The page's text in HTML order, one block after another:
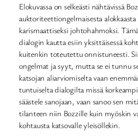
Elokuvassa on selkeästi nähtävissä
auktoriteettiongelmaisesta
karismaattiseksi johtohahmoksi.
dialogin kautta esiin yksittäisessä
kuitenkin toteutettu onnistuneesti.
ongelmat ja syyt, mutta se ei tunnu
katsojan aliarviomiselta vaan
tuntuiselta dialogilta missä
säästele sanojaan, vaan sanoo sen
tilanteen niin Bozzille kuin myöskin
kohtausta katsovalle yleisöllekin.